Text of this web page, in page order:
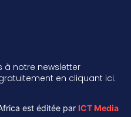
à notre newsletter
en cliquant ici.
est éditée par ICT Media